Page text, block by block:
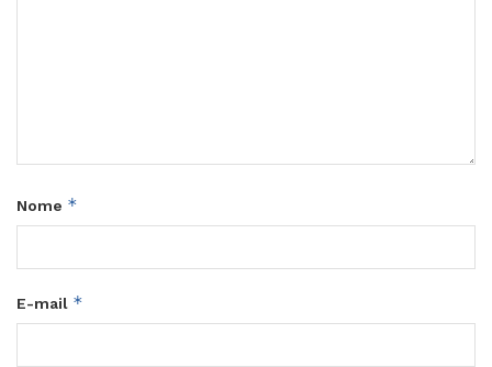
Nome *
E-mail *